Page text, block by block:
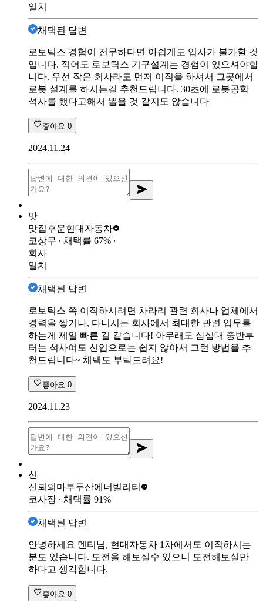
일치
채택된 답변
로보틱스 경험이 전무하다면 아쉽게도 입사가 불가할 것
입니다. 적어도 로보틱스 기구설계는 경험이 있으셔야합
니다. 우선 작은 회사라도 먼저 이직을 하셔서 그곳에서
로봇 설계를 하시는걸 추천드립니다. 30초에 로봇공학
석사를 했다고해서 뽑을 것 같지도 않습니다
좋아요 0
2024.11.24
맛
맛집후문현대자동차
코상무 ∙ 채택률 67% ∙
회사
일치
채택된 답변
로보틱스 쪽 이직하시려면 차라리 관련 회사나 업체에서
경력을 쌓거나, 다니시는 회사에서 최대한 관련 업무를
하는게 제일 빠른 길 같습니다! 아무래도 삼십대 중반부
터는 석사여도 신입으로는 쉽지 않아서 그런 방법을 추
천드립니다~ 채택도 부탁드려요!
좋아요 0
2024.11.23
신
신뢰의마부두산에너빌리티
코사장 ∙ 채택률 91%
채택된 답변
안녕하세요 멘티님, 현대자동차 1차에서도 이직하시는
분도 있습니다. 도전을 해보실수 있으니 도전해보실만
하다고 생각합니다.
좋아요 0